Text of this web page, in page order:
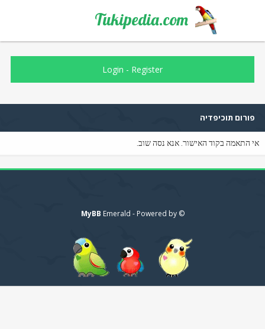
Tukipedia.com
Login - Register
פורום תוכיפדיה
אי התאמה בקוד האישור. אנא נסה שוב.
© Emerald - Powered by
MyBB